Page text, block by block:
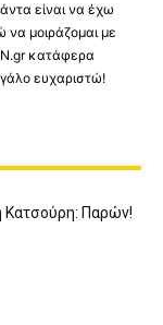
είναι να έχω
μοιράζομαι με
κατάφερα
ευχαριστώ!
Κατσούρη: Παρών!